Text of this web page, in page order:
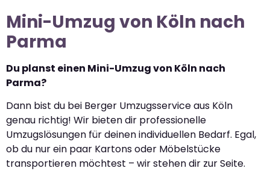
Mini-Umzug von Köln nach
Parma
Du planst einen Mini-Umzug von Köln nach
Parma?
Dann bist du bei Berger Umzugsservice aus Köln
genau richtig! Wir bieten dir professionelle
Umzugslösungen für deinen individuellen Bedarf. Egal,
ob du nur ein paar Kartons oder Möbelstücke
transportieren möchtest – wir stehen dir zur Seite.